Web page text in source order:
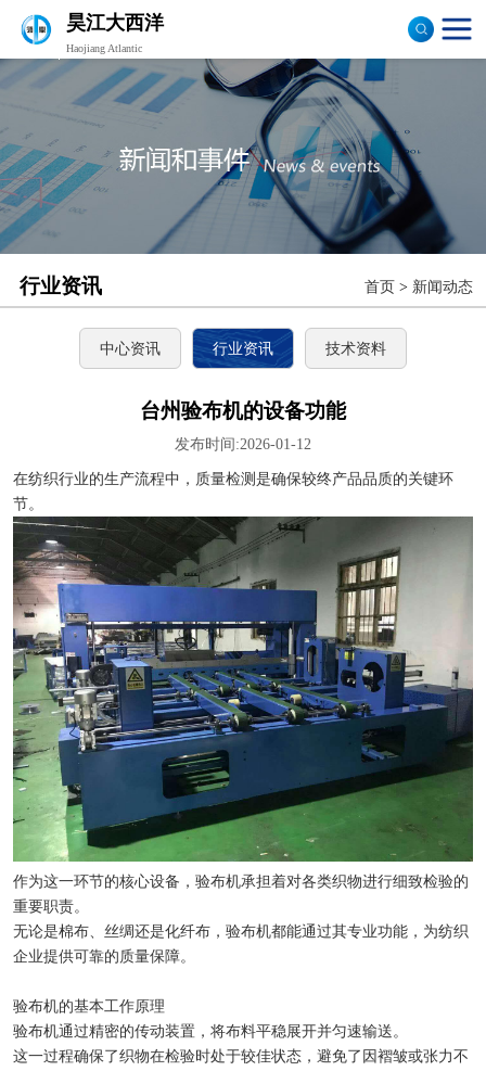
昊江大西洋
Haojiang Atlantic
行业资讯 首页 > 新闻动态
中心资讯 行业资讯 技术资料
台州验布机的设备功能
发布时间:2026-01-12
在纺织行业的生产流程中，质量检测是确保较终产品品质的关键环
节。
作为这一环节的核心设备，验布机承担着对各类织物进行细致检验的
重要职责。
无论是棉布、丝绸还是化纤布，验布机都能通过其专业功能，为纺织
企业提供可靠的质量保障。
验布机的基本工作原理
验布机通过精密的传动装置，将布料平稳展开并匀速输送。
这一过程确保了织物在检验时处于较佳状态，避免了因褶皱或张力不
验布机
打卷机
切边机
布匹包装机